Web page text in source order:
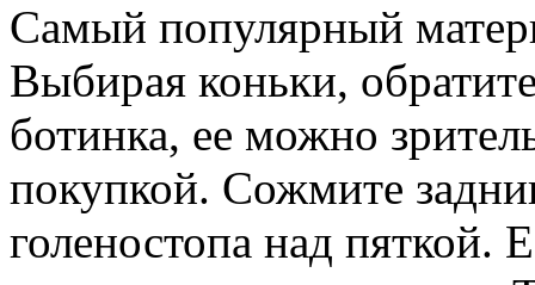
Самый популярный
Выбирая коньки,
ботинка, ее можно
покупкой. Сожмите
голеностопа над пяткой.